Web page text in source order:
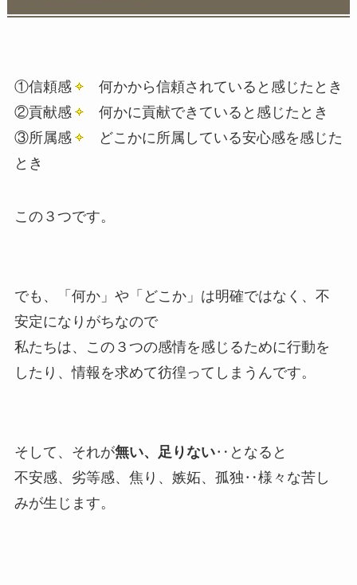
①信頼感
何かから信頼されていると感じたとき
②貢献感
何かに貢献できていると感じたとき
③所属感
どこかに所属している安心感を感じた
とき
この３つです。
でも、「何か」や「どこか」は明確ではなく、不
安定になりがちなので
私たちは、この３つの感情を感じるために行動を
したり、情報を求めて彷徨ってしまうんです。
そして、それが無い、足りない‥となると
不安感、劣等感、焦り、嫉妬、孤独‥様々な苦し
みが生じます。